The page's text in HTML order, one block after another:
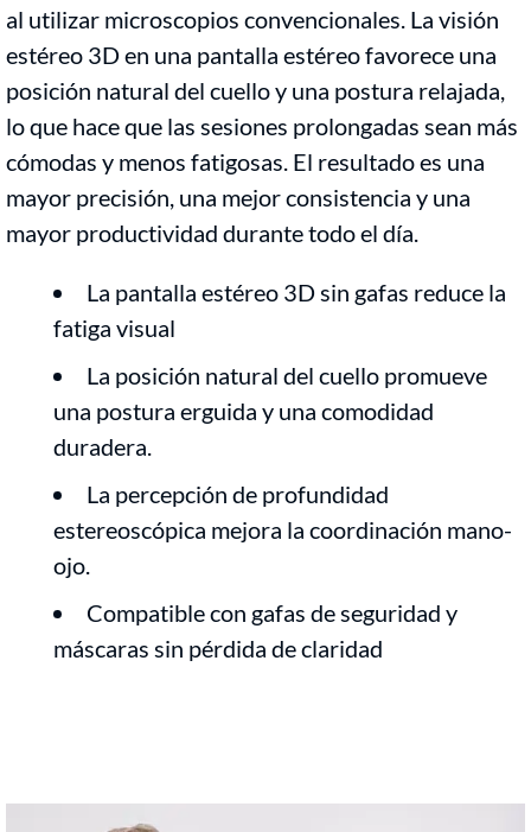
al utilizar microscopios convencionales. La visión
estéreo 3D en una pantalla estéreo favorece una
posición natural del cuello y una postura relajada,
lo que hace que las sesiones prolongadas sean más
cómodas y menos fatigosas. El resultado es una
mayor precisión, una mejor consistencia y una
mayor productividad durante todo el día.
La pantalla estéreo 3D sin gafas reduce la
fatiga visual
La posición natural del cuello promueve
una postura erguida y una comodidad
duradera.
La percepción de profundidad
estereoscópica mejora la coordinación mano-
ojo.
Compatible con gafas de seguridad y
máscaras sin pérdida de claridad